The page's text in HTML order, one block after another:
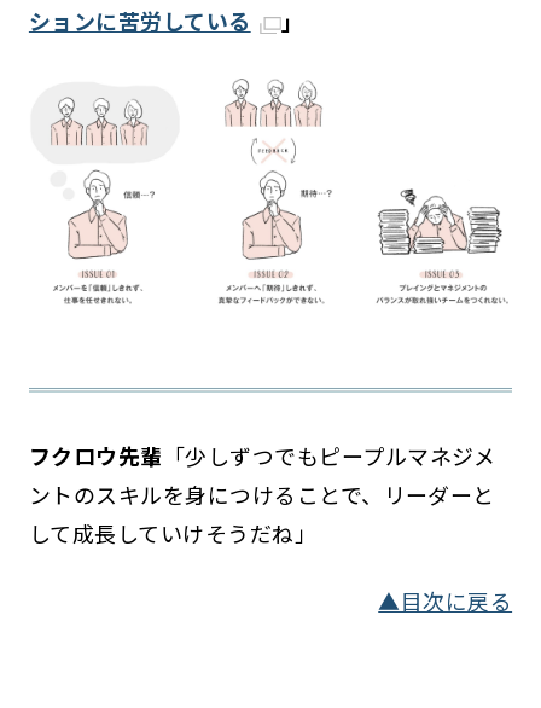
ションに苦労している
」
フクロウ先輩 「少しずつでもピープルマネジメ
ントのスキルを身につけることで、リーダーと
して成長していけそうだね」
▲目次に戻る